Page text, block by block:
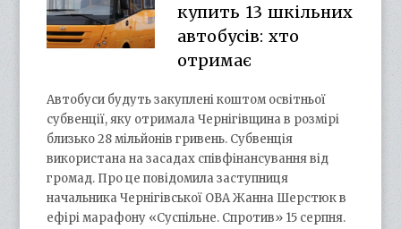
купить 13 шкільних
автобусів: хто
отримає
Автобуси будуть закуплені коштом освітньої
субвенції, яку отримала Чернігівщина в розмірі
близько 28 мільйонів гривень. Субвенція
використана на засадах співфінансування від
громад. Про це повідомила заступниця
начальника Чернігівської ОВА Жанна Шерстюк в
ефірі марафону «Суспільне. Спротив» 15 серпня.